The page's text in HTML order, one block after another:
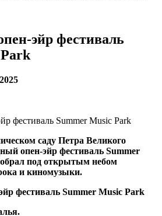
эйр фестиваль
саду Петра Великого
опен-эйр фестиваль Summer
под открытым небом
и киномузыки.